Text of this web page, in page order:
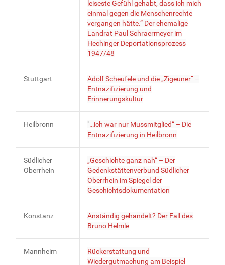
leiseste Gefühl gehabt, dass ich mich
einmal gegen die Menschenrechte
vergangen hätte.“ Der ehemalige
Landrat Paul Schraermeyer im
Hechinger Deportationsprozess
1947/48
Stuttgart
Adolf Scheufele und die „Zigeuner“ –
Entnazifizierung und
Erinnerungskultur
Heilbronn "…ich war nur Mussmitglied“ – Die
Entnazifizierung in Heilbronn
Südlicher
Oberrhein
„Geschichte ganz nah“ – Der
Gedenkstättenverbund Südlicher
Oberrhein im Spiegel der
Geschichtsdokumentation
Konstanz
Anständig gehandelt? Der Fall des
Bruno Helmle
Mannheim
Rückerstattung und
Wiedergutmachung am Beispiel